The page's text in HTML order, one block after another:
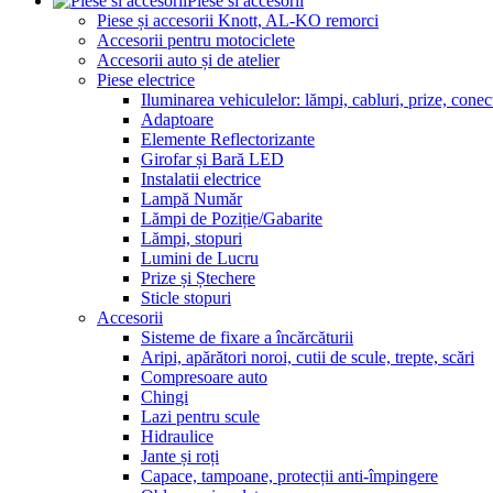
Piese și accesorii Knott, AL-KO remorci
Accesorii pentru motociclete
Accesorii auto și de atelier
Piese electrice
Iluminarea vehiculelor: lămpi, cabluri, prize,
Adaptoare
Elemente Reflectorizante
Girofar și Bară LED
Instalatii electrice
Lampă Număr
Lămpi de Poziție/Gabarite
Lămpi, stopuri
Lumini de Lucru
Prize și Ștechere
Sticle stopuri
Accesorii
Sisteme de fixare a încărcăturii
Aripi, apărători noroi, cutii de scule, trepte, scări
Compresoare auto
Chingi
Lazi pentru scule
Hidraulice
Jante și roți
Capace, tampoane, protecții anti-împingere